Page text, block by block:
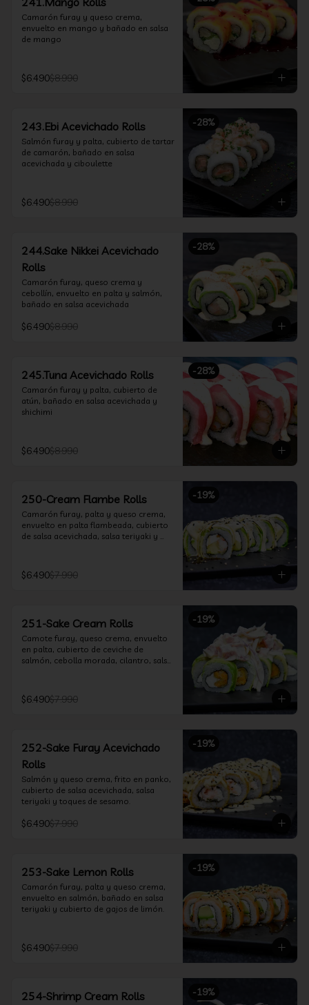
Camarón furay y queso crema,
envuelto en mango y bañado en salsa
de mango
$6.490$8.990
-28%
243.Ebi Acevichado Rolls
Salmón furay y palta, cubierto de tartar
de camarón, bañado en salsa
acevichada y ciboulette
$6.490$8.990
-28%
244.Sake Nikkei Acevichado
Rolls
Camarón furay, queso crema y
cebollín, envuelto en palta y salmón,
bañado en salsa acevichada
$6.490$8.990
-28%
245.Tuna Acevichado Rolls
Camarón furay y palta, cubierto de
atún, bañado en salsa acevichada y
shichimi
$6.490$8.990
-19%
250-Cream Flambe Rolls
Camarón furay, palta y queso crema,
envuelto en palta flambeada, cubierto
de salsa acevichada, salsa teriyaki y
$6.490$7.990
-19%
251-Sake Cream Rolls
Camote furay, queso crema, envuelto
en palta, cubierto de ceviche de
salmón, cebolla morada, cilantro, salsa
$6.490$7.990
-19%
252-Sake Furay Acevichado
Rolls
Salmón y queso crema, frito en panko,
cubierto de salsa acevichada, salsa
teriyaki y toques de sesamo.
$6.490$7.990
-19%
253-Sake Lemon Rolls
Camarón furay, palta y queso crema,
envuelto en salmón, bañado en salsa
teriyaki y cubierto de gajos de limón.
$6.490$7.990
-19%
254-Shrimp Cream Rolls